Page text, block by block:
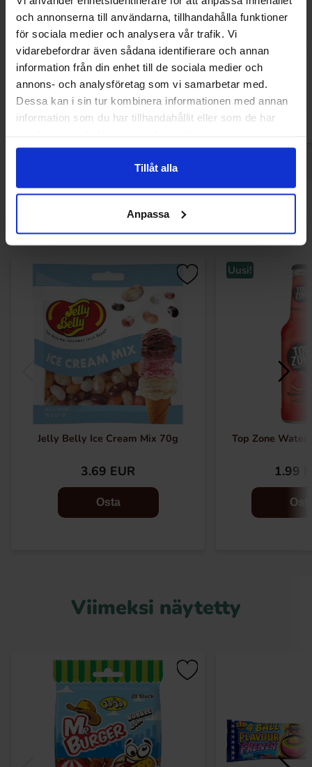
och annonserna till användarna, tillhandahålla funktioner
för sociala medier och analysera vår trafik. Vi
vidarebefordrar även sådana identifierare och annan
information från din enhet till de sociala medier och
annons- och analysföretag som vi samarbetar med.
Dessa kan i sin tur kombinera informationen med annan
information som du har tillhandahållit eller som de har
Tillåt alla
Anpassa
Johny Bee Mega Roll Bubble Gum 40g
(1st)
2.19 EUR
Osta
Funny Candy
Muutkin ostivat
Jelly Belly Ice Cream Mix 70g
3.69 EUR
Osta
Uusi!
Top Zone
1.99
Viimeksi näytetty